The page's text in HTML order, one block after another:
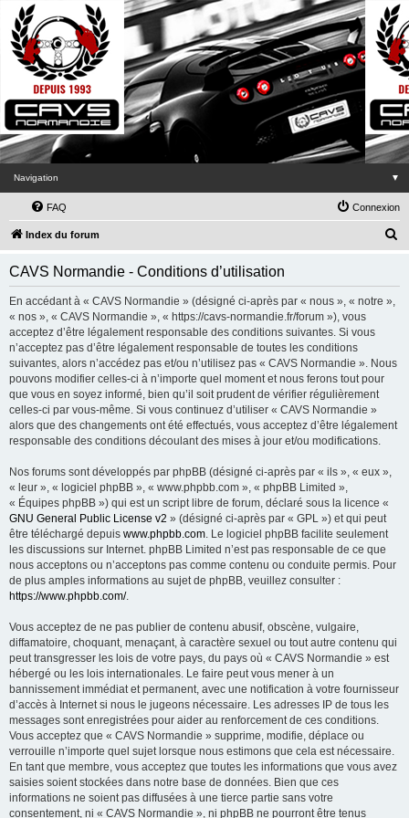
Navigation ▼
FAQ Connexion
Index du forum
CAVS Normandie - Conditions d’utilisation
En accédant à « CAVS Normandie » (désigné ci-après par « nous », « notre »,
« nos », « CAVS Normandie », « https://cavs-normandie.fr/forum »), vous
acceptez d’être légalement responsable des conditions suivantes. Si vous
n’acceptez pas d’être légalement responsable de toutes les conditions
suivantes, alors n’accédez pas et/ou n’utilisez pas « CAVS Normandie ». Nous
pouvons modifier celles-ci à n’importe quel moment et nous ferons tout pour
que vous en soyez informé, bien qu’il soit prudent de vérifier régulièrement
celles-ci par vous-même. Si vous continuez d’utiliser « CAVS Normandie »
alors que des changements ont été effectués, vous acceptez d’être légalement
responsable des conditions découlant des mises à jour et/ou modifications.
Nos forums sont développés par phpBB (désigné ci-après par « ils », « eux »,
« leur », « logiciel phpBB », « www.phpbb.com », « phpBB Limited »,
« Équipes phpBB ») qui est un script libre de forum, déclaré sous la licence «
GNU General Public License v2 » (désigné ci-après par « GPL ») et qui peut
être téléchargé depuis www.phpbb.com. Le logiciel phpBB facilite seulement
les discussions sur Internet. phpBB Limited n’est pas responsable de ce que
nous acceptons ou n’acceptons pas comme contenu ou conduite permis. Pour
de plus amples informations au sujet de phpBB, veuillez consulter :
https://www.phpbb.com/.
Vous acceptez de ne pas publier de contenu abusif, obscène, vulgaire,
diffamatoire, choquant, menaçant, à caractère sexuel ou tout autre contenu qui
peut transgresser les lois de votre pays, du pays où « CAVS Normandie » est
hébergé ou les lois internationales. Le faire peut vous mener à un
bannissement immédiat et permanent, avec une notification à votre fournisseur
d’accès à Internet si nous le jugeons nécessaire. Les adresses IP de tous les
messages sont enregistrées pour aider au renforcement de ces conditions.
Vous acceptez que « CAVS Normandie » supprime, modifie, déplace ou
verrouille n’importe quel sujet lorsque nous estimons que cela est nécessaire.
En tant que membre, vous acceptez que toutes les informations que vous avez
saisies soient stockées dans notre base de données. Bien que ces
informations ne soient pas diffusées à une tierce partie sans votre
consentement, ni « CAVS Normandie », ni phpBB ne pourront être tenus